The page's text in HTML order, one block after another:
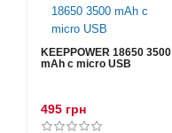
KEEPPOWER 18650 3500
mAh с micro USB
495 грн